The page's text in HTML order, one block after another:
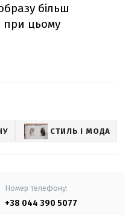
більш
при цьому
СТИЛЬ І МОДА
Номер телефону:
+38 044 390 5077